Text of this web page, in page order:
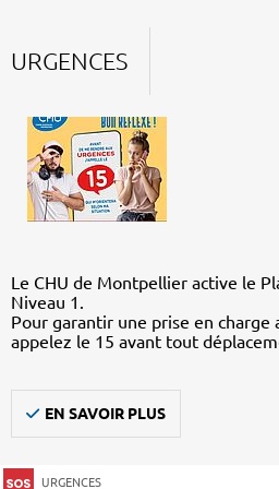
URGENCES
Le CHU de Montpellier active le
Niveau 1.
Pour garantir une prise en charge
appelez le 15 avant tout
EN SAVOIR PLUS
URGENCES